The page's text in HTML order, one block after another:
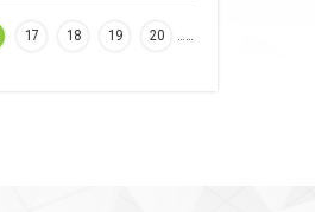
…
17 18 19 20 …